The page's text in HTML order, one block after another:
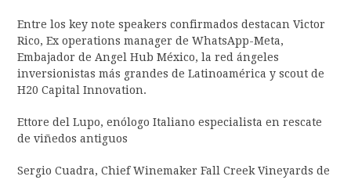
Entre los key note speakers confirmados destacan Victor
Rico, Ex operations manager de WhatsApp-Meta,
Embajador de Angel Hub México, la red ángeles
inversionistas más grandes de Latinoamérica y scout de
H20 Capital Innovation.
Ettore del Lupo, enólogo Italiano especialista en rescate
de viñedos antiguos
Sergio Cuadra, Chief Winemaker Fall Creek Vineyards de